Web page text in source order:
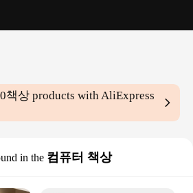
책상 products with AliExpress
in the 컴퓨터 책상